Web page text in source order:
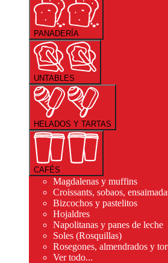
PANADERÍA
UNTABLES
HELADOS Y TARTAS
CAFÉS
Magdalenas y muffins
Croissants, sobaos,
Bizcochos y pastelitos
Hojaldres
Napolitanas y panes de leche
Soles (Rosquillas)
Rosegones, almendrados y
Ver todo...